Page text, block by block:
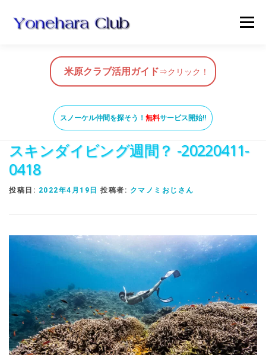
メニ
HOME 米原クラブ活用ガイド
スノーケルガイド BLOG & NEWS
VIDEO お問い合わせ ガイド養成コース
SNORKEL BUDDY ISHIGAKI
米原クラブ活用ガイド⇒クリック！
スノーケル仲間を探そう！ 無料サービス開始!!
スキンダイビング週間？ -20220411-
0418
投稿日: 2022年4月19日 投稿者: クマノミおじさん